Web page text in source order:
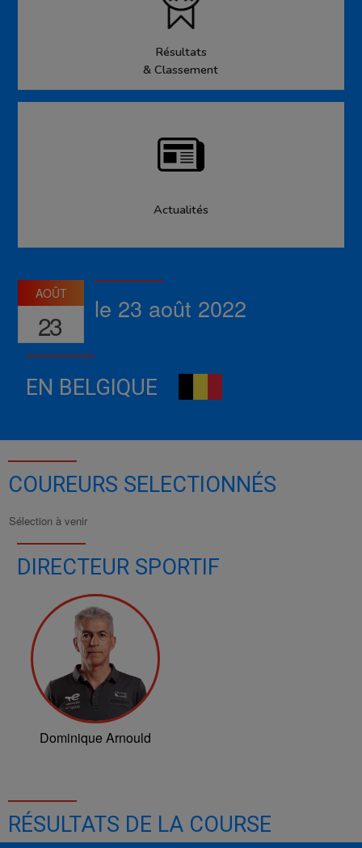
Résultats
& Classement
Actualités
AOÛT
23
le 23 août 2022
EN BELGIQUE
COUREURS SELECTIONNÉS
Sélection à venir
DIRECTEUR SPORTIF
Dominique Arnould
RÉSULTATS DE LA COURSE